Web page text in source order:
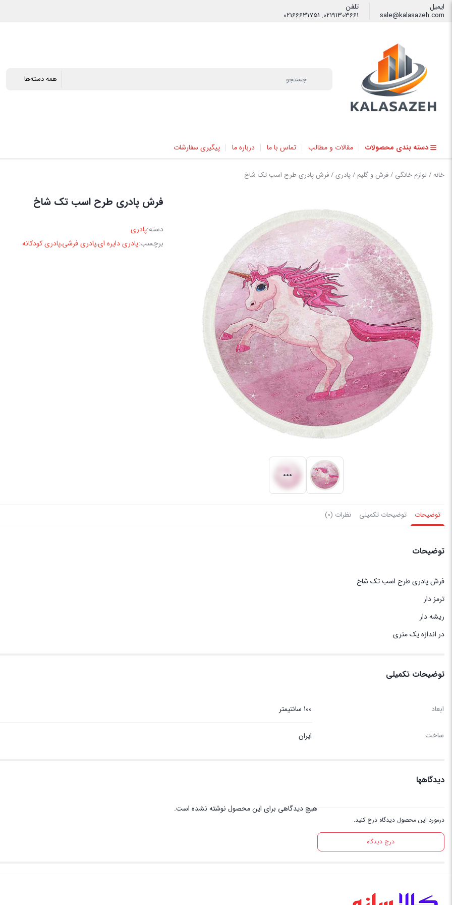
ایمیل
sale@kalasazeh.com
تلفن
02191303661
,
02166631751
دسته بندی محصولات مقالات و مطالب تماس با ما درباره ما پیگیری سفارشات
خانه/ لوازم خانگی /فرش و گلیم /پادری/ فرش پادری طرح اسب تک شاخ
فرش پادری طرح اسب تک شاخ
دسته:پادری
برچسب:پادری دایره ای,پادری فرشی,پادری کودکانه
توضیحات توضیحات تکمیلی نظرات (0)
توضیحات
فرش پادری طرح اسب تک شاخ
ترمز دار
ریشه دار
در اندازه یک متری
توضیحات تکمیلی
ابعاد 100 سانتیمتر
ساخت ایران
دیدگاهها
درمورد این محصول دیدگاه درج کنید.
درج دیدگاه
هیچ دیدگاهی برای این محصول نوشته نشده است.